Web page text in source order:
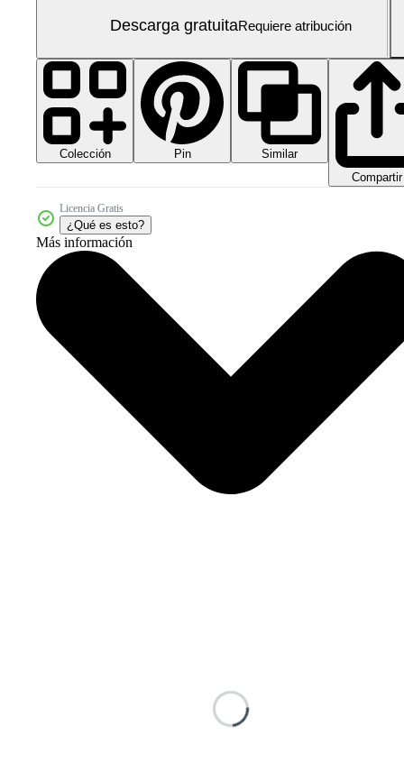
Descarga gratuitaRequiere atribución
Colección Pin
Similar
Compartir
Licencia Gratis
¿Qué es esto?
Más información